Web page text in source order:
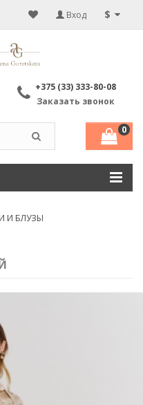
$
Вход
+375 (33) 333-80-08
Заказать звонок
0
И БЛУЗЫ